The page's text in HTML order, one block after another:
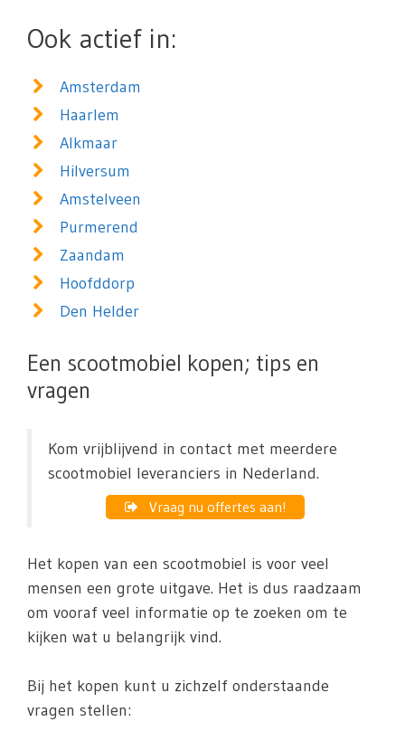
Ook actief in:
Amsterdam
Haarlem
Alkmaar
Hilversum
Amstelveen
Purmerend
Zaandam
Hoofddorp
Den Helder
Een scootmobiel kopen; tips en
vragen
Kom vrijblijvend in contact met meerdere
scootmobiel leveranciers in Nederland.
Vraag nu offertes aan!
Het kopen van een scootmobiel is voor veel
mensen een grote uitgave. Het is dus raadzaam
om vooraf veel informatie op te zoeken om te
kijken wat u belangrijk vind.
Bij het kopen kunt u zichzelf onderstaande
vragen stellen: